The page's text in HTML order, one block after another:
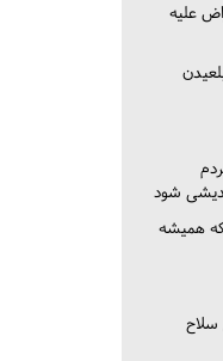
علیه
شود
همیشه
سلاح